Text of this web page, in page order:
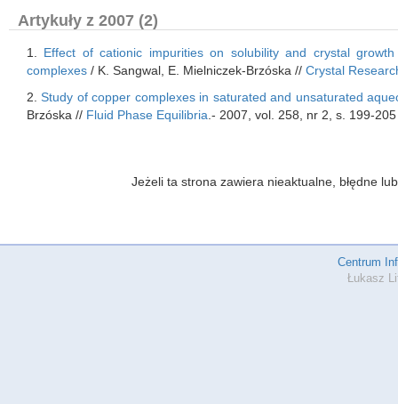
Artykuły z 2007 (2)
1. Effect of cationic impurities on solubility and crystal
complexes / K. Sangwal, E. Mielniczek-Brzóska // Crystal
2.Study of copper complexes in saturated and unsaturated
Brzóska // Fluid Phase Equilibria .- 2007, vol. 258, nr 2, s. 199-205
Jeżeli ta strona zawiera nieaktualne, błędne
Centrum
Łukasz